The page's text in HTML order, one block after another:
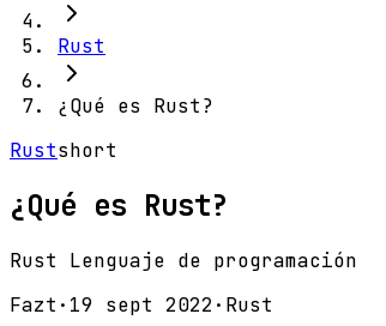
Rust
¿Qué es Rust?
Rustshort
¿Qué es Rust?
Rust Lenguaje de programación
Fazt · 19 sept 2022 · Rust